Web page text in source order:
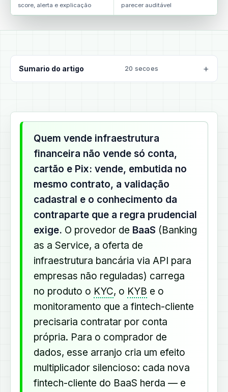
score, alerta e explicação parecer auditável
Sumario do artigo 20 secoes
Quem vende infraestrutura
financeira não vende só conta,
cartão e Pix: vende, embutida no
mesmo contrato, a validação
cadastral e o conhecimento da
contraparte que a regra prudencial
exige. O provedor de BaaS (Banking
as a Service, a oferta de
infraestrutura bancária via API para
empresas não reguladas) carrega
no produto o KYC, o KYB e o
monitoramento que a fintech-cliente
precisaria contratar por conta
própria. Para o comprador de
dados, esse arranjo cria um efeito
multiplicador silencioso: cada nova
fintech-cliente do BaaS herda — e